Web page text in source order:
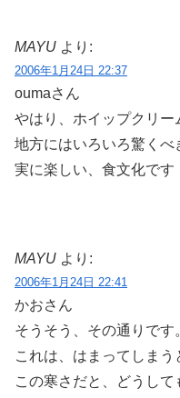
MAYU より:
2006年1月24日 22:37
oumaさん
やはり、ホイップクリー
地方にはいろいろ驚くべ
実に楽しい、食文化です
MAYU より:
2006年1月24日 22:41
かおさん
そうそう、その通りです
これは、はまってしまう
この寒さだと、どうし